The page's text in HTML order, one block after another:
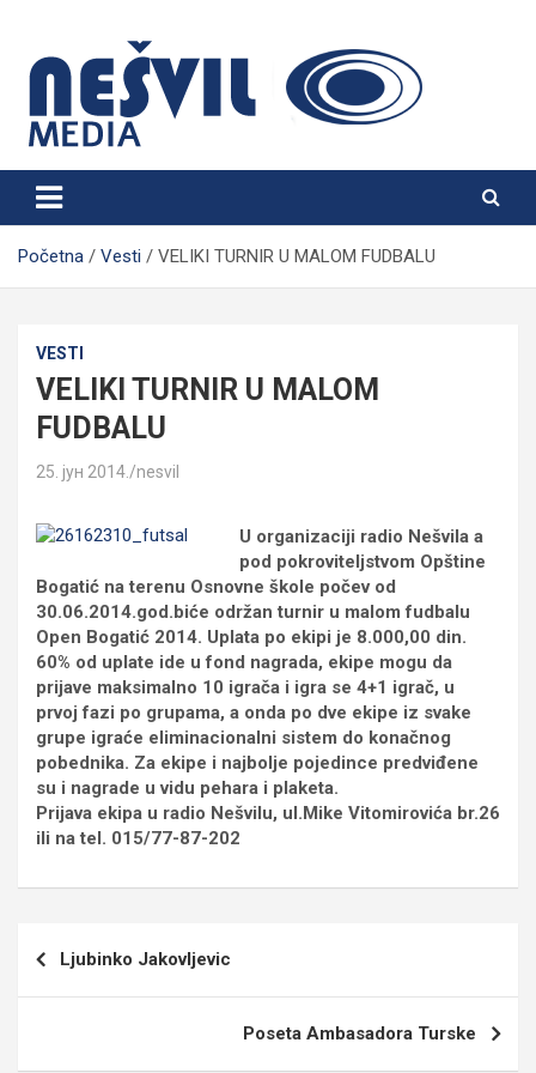
content
Nešvil Media Bogatić
Početna Vesti VELIKI TURNIR U MALOM FUDBALU
VESTI
VELIKI TURNIR U MALOM
FUDBALU
25. јун 2014. nesvil
U organizaciji radio Nešvila a
pod pokroviteljstvom Opštine
Bogatić na terenu Osnovne škole počev od
30.06.2014.god.biće održan turnir u malom fudbalu
Open Bogatić 2014. Uplata po ekipi je 8.000,00 din.
60% od uplate ide u fond nagrada, ekipe mogu da
prijave maksimalno 10 igrača i igra se 4+1 igrač, u
prvoj fazi po grupama, a onda po dve ekipe iz svake
grupe igraće eliminacionalni sistem do konačnog
pobednika. Za ekipe i najbolje pojedince predviđene
su i nagrade u vidu pehara i plaketa.
Prijava ekipa u radio Nešvilu, ul.Mike Vitomirovića br.26
ili na tel. 015/77-87-202
чланка
Ljubinko Jakovljevic
Poseta Ambasadora Turske